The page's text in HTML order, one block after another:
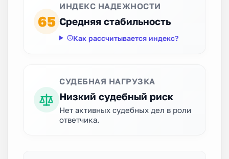
65
ИНДЕКС НАДЕЖНОСТИ
Средняя стабильность
Как рассчитывается индекс?
СУДЕБНАЯ НАГРУЗКА
Низкий судебный риск
Нет активных судебных дел в роли
ответчика.